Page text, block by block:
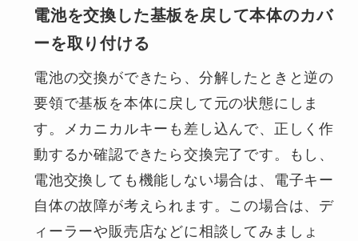
電池を交換した基板を戻して本体のカバ
ーを取り付ける
電池の交換ができたら、分解したときと逆の
要領で基板を本体に戻して元の状態にしま
す。メカニカルキーも差し込んで、正しく作
動するか確認できたら交換完了です。もし、
電池交換しても機能しない場合は、電子キー
自体の故障が考えられます。この場合は、デ
ィーラーや販売店などに相談してみましょ